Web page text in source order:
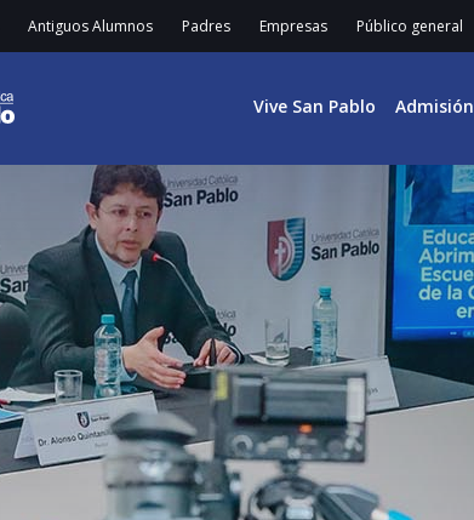
Antiguos Alumnos Padres Empresas Público general
Vive San Pablo Admisión